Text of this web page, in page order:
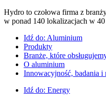
Hydro to czołowa firma z
w ponad 140 lokalizacjach w
Idź do: Aluminium
Produkty
Branże, które
O aluminium
Innowacyjność, badania i
Idź do: Energy